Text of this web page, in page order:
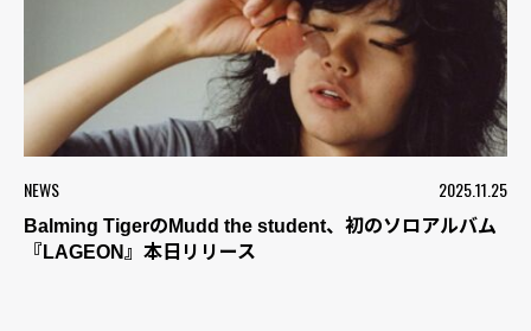
NEWS 2025.11.25
Balming TigerのMudd the student、初のソロアルバム
『LAGEON』本日リリース